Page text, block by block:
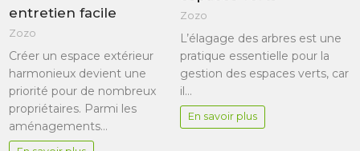
entretien facile
Zozo
Créer un espace extérieur
harmonieux devient une
priorité pour de nombreux
propriétaires. Parmi les
aménagements…
Zozo
L’élagage des arbres est une
pratique essentielle pour la
gestion des espaces verts, car
il…
En savoir plus